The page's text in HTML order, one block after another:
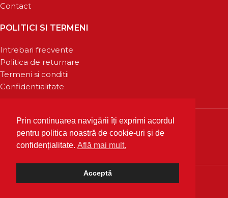
Prin continuarea navigării îți exprimi acordul
pentru politica noastră de cookie-uri și de
confidențialitate. Află mai mult.
Acceptă
Contact
POLITICI SI TERMENI
Intrebari frecvente
Politica de returnare
Termeni si conditii
Confidentialitate